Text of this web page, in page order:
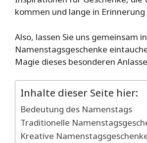
kommen und lange in Erinnerung
Also, lassen Sie uns gemeinsam
Namenstagsgeschenke
Magie dieses besonderen
Inhalte dieser Seite hier:
Bedeutung des Namenstags
Traditionelle
Kreative